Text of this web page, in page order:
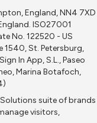
England, NN4 7XD
ISO27001
No. 122520 - US
1540, St. Petersburg,
In App, S.L., Paseo
Marina Botafoch,
suite of brands
visitors,